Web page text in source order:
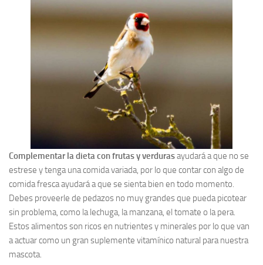
Complementar la dieta con frutas y verdurasayudará a que no se
estrese y tenga una comida variada, por lo que contar con algo de
comida fresca ayudará a que se sienta bien en todo momento.
Debes proveerle de pedazos no muy grandes que pueda picotear
sin problema, como la lechuga, la manzana, el tomate o la pera.
Estos alimentos son ricos en nutrientes y minerales por lo que van
a actuar como un gran suplemente vitamínico natural para nuestra
mascota.